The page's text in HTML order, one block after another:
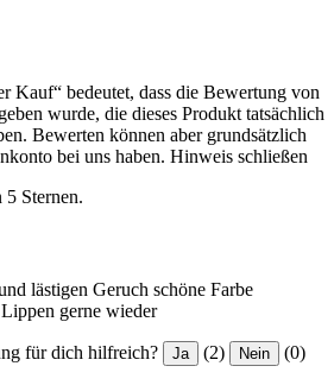
Kauf“ bedeutet, dass die Bewertung von
wurde, die dieses Produkt tatsächlich
Bewerten können aber grundsätzlich
bei uns haben. Hinweis schließen
Sternen.
lästigen Geruch schöne Farbe
gerne wieder
für dich hilfreich? Ja (2) Nein (0)